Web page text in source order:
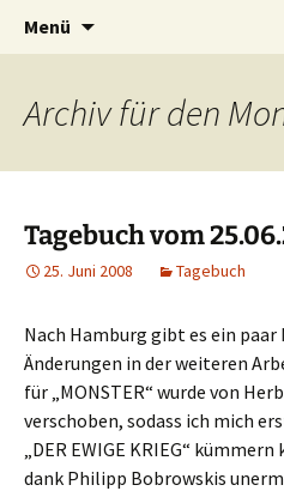
Timo Bader
Willkommen im Reich
Menü
Archiv für den
Tagebuch vom
25. Juni 2008 Tagebuch
Nach Hamburg gibt es ein
Änderungen in der weiteren
für „MONSTER“ wurde von
verschoben, sodass ich mich
„DER EWIGE KRIEG“
dank Philipp Bobrowskis